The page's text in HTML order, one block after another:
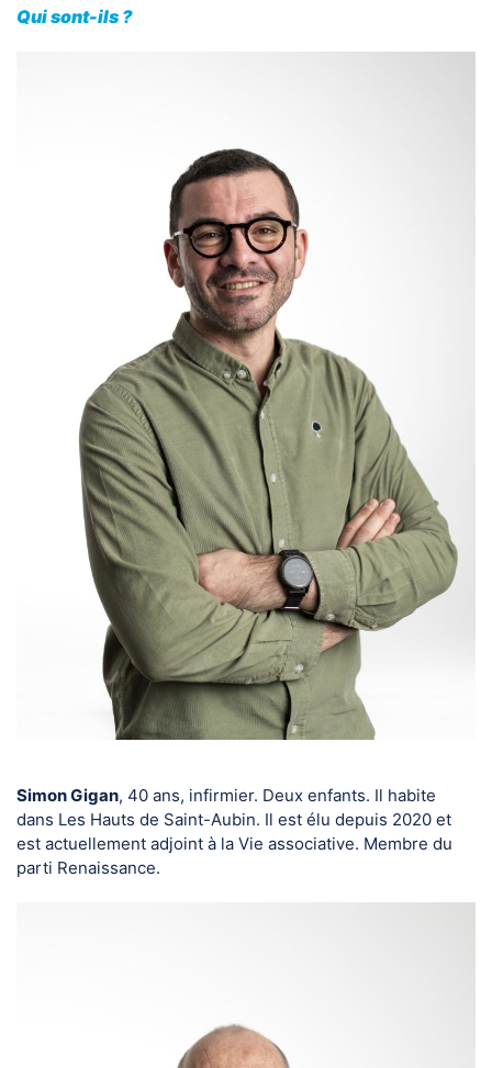
Qui sont-ils ?
Simon Gigan, 40 ans, infirmier. Deux enfants. Il habite
dans Les Hauts de Saint-Aubin. Il est élu depuis 2020 et
est actuellement adjoint à la Vie associative. Membre du
parti Renaissance.